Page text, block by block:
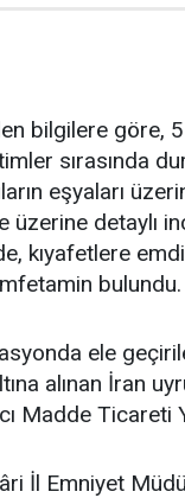
bilgilere göre,
sırasında
eşyaları
üzerine detaylı
kıyafetlere
bulundu.
ele
alınan İran
Madde Ticareti
İl Emniyet